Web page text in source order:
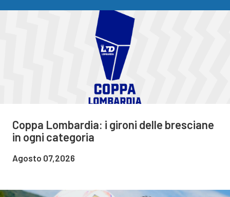
Coppa Lombardia: i gironi delle bresciane
in ogni categoria
Agosto 07,2026